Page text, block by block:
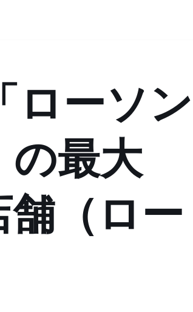
ローソン
最大
（ロー